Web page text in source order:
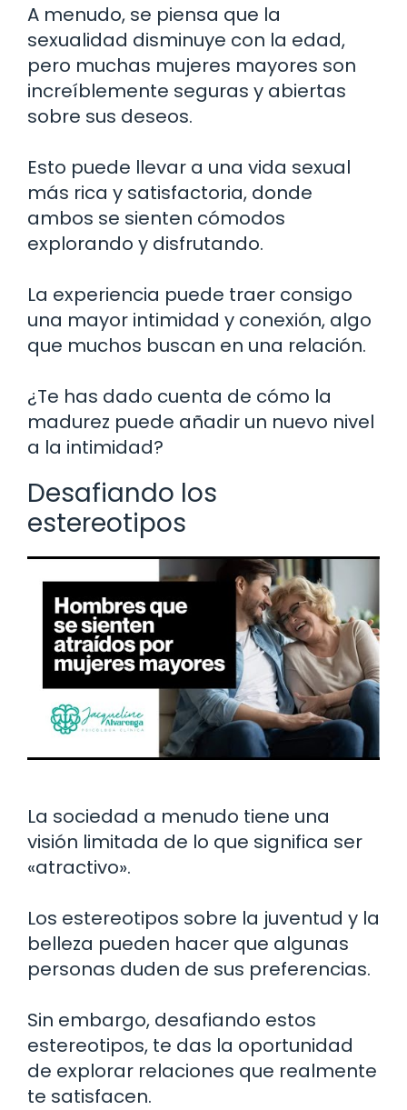
A menudo, se piensa que la
sexualidad disminuye con la edad,
pero muchas mujeres mayores son
increíblemente seguras y abiertas
sobre sus deseos.
Esto puede llevar a una vida sexual
más rica y satisfactoria, donde
ambos se sienten cómodos
explorando y disfrutando.
La experiencia puede traer consigo
una mayor intimidad y conexión, algo
que muchos buscan en una relación.
¿Te has dado cuenta de cómo la
madurez puede añadir un nuevo nivel
a la intimidad?
Desafiando los
estereotipos
La sociedad a menudo tiene una
visión limitada de lo que significa ser
«atractivo».
Los estereotipos sobre la juventud y la
belleza pueden hacer que algunas
personas duden de sus preferencias.
Sin embargo, desafiando estos
estereotipos, te das la oportunidad
de explorar relaciones que realmente
te satisfacen.